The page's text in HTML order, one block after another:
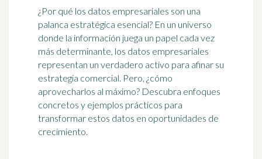
¿Por qué los datos empresariales son una
palanca estratégica esencial? En un universo
donde la información juega un papel cada vez
más determinante, los datos empresariales
representan un verdadero activo para afinar su
estrategia comercial. Pero, ¿cómo
aprovecharlos al máximo? Descubra enfoques
concretos y ejemplos prácticos para
transformar estos datos en oportunidades de
crecimiento.